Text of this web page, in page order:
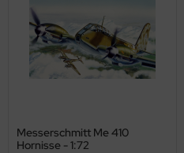
Messerschmitt Me 410
Hornisse - 1:72
Model
Collections